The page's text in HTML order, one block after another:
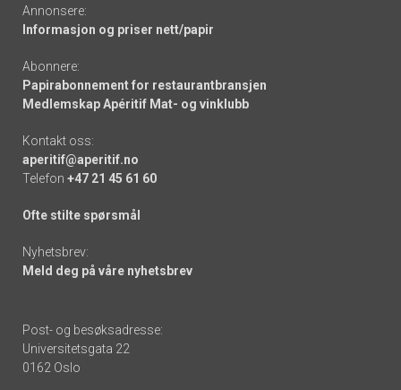
Annonsere:
Informasjon og priser nett/papir
Abonnere:
Papirabonnement for restaurantbransjen
Medlemskap Apéritif Mat- og vinklubb
Kontakt oss:
aperitif@aperitif.no
Telefon +47 21 45 61 60
Ofte stilte spørsmål
Nyhetsbrev:
Meld deg på våre nyhetsbrev
Post- og besøksadresse:
Universitetsgata 22
0162 Oslo